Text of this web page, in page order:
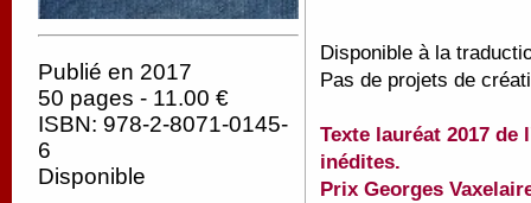
Publié en 2017
50 pages - 11.00 €
ISBN: 978-2-8071-0145-
6
Disponible
Disponible à la
Pas de projets de
Texte lauréat 2017
inédites.
Prix Georges